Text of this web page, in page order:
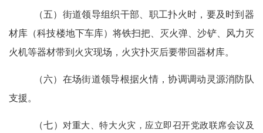
（五） 街道领导组织干部、职工扑火时，要及时到器
材库（科技楼地下车库）将铁扫把、灭火弹、沙铲、风力灭
火机等器材带到火灾现场，火灾扑灭后要带回器材库。
（六） 在场街道领导根据火情，协调调动灵源消防队
支援。
（七） 对重大、特大火灾，应立即召开党政联席会议及